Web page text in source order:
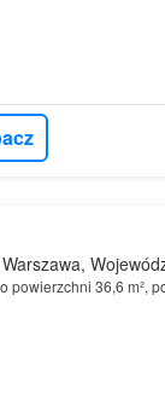
powierzchni 36,6 m²,